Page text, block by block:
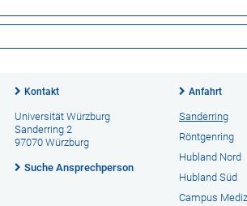
Kontakt
Universität Würzburg
Sanderring 2
97070 Würzburg
Suche Ansprechperson
Anfahrt
Sanderring
Röntgenring
Hubland Nord
Hubland Süd
Campus